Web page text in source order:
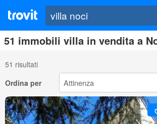
51 immobili villa in vendita a
51 risultati
Ordina per